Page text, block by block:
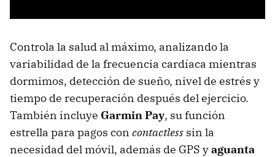
Controla la salud al máximo, analizando la
variabilidad de la frecuencia cardíaca mientras
dormimos, detección de sueño, nivel de estrés y
tiempo de recuperación después del ejercicio.
También incluye Garmin Pay, su función
estrella para pagos con contactless sin la
necesidad del móvil, además de GPS yaguanta